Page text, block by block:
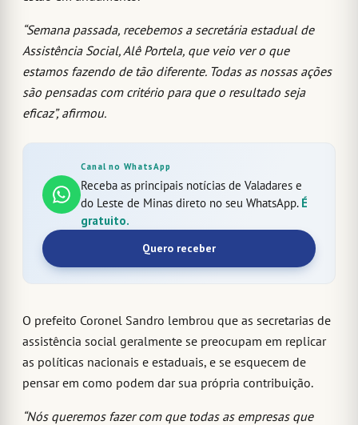
“Semana passada, recebemos a secretária estadual de
Assistência Social, Alê Portela, que veio ver o que
estamos fazendo de tão diferente. Todas as nossas ações
são pensadas com critério para que o resultado seja
eficaz”, afirmou.
Canal no WhatsApp
Receba as principais notícias de Valadares e
do Leste de Minas direto no seu WhatsApp. É
gratuito.
Quero receber
O prefeito Coronel Sandro lembrou que as secretarias de
assistência social geralmente se preocupam em replicar
as políticas nacionais e estaduais, e se esquecem de
pensar em como podem dar sua própria contribuição.
“Nós queremos fazer com que todas as empresas que